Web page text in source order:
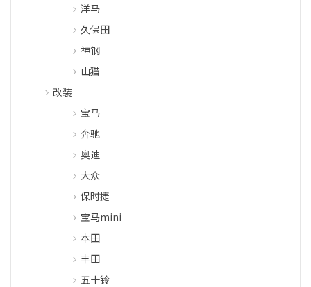
洋马
久保田
神钢
山猫
改装
宝马
奔驰
奥迪
大众
保时捷
宝马mini
本田
丰田
五十铃